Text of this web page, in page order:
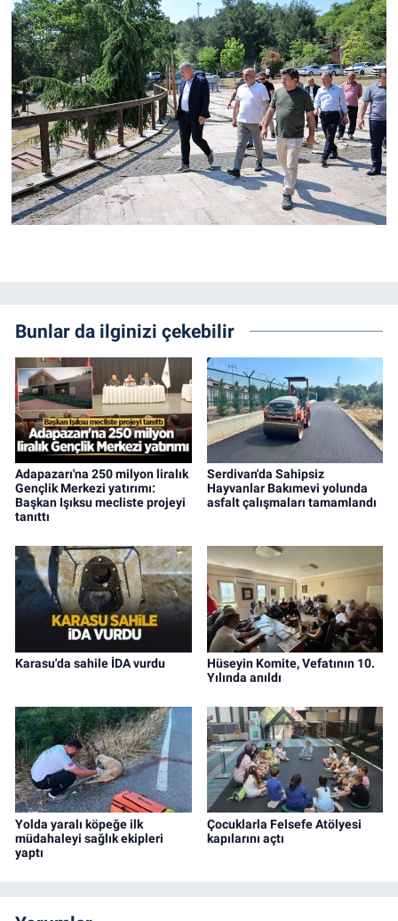
Bunlar da ilginizi çekebilir
Adapazarı'na 250 milyon liralık
Gençlik Merkezi yatırımı:
Başkan Işıksu mecliste projeyi
tanıttı
Serdivan'da Sahipsiz
Hayvanlar Bakımevi yolunda
asfalt çalışmaları tamamlandı
Karasu'da sahile İDA vurdu
Hüseyin Komite, Vefatının 10.
Yılında anıldı
Yolda yaralı köpeğe ilk
müdahaleyi sağlık ekipleri
yaptı
Çocuklarla Felsefe Atölyesi
kapılarını açtı